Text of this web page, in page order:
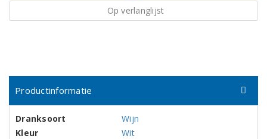
Op verlanglijst
Productinformatie
Dranksoort
Wijn
Kleur
Wit